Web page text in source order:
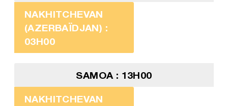
NAKHITCHEVAN
(AZERBAÏDJAN) :
03H00
SAMOA : 13H00
NAKHITCHEVAN